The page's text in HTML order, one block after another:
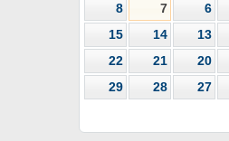
6
7
8
13
14
15
20
21
22
27
28
29